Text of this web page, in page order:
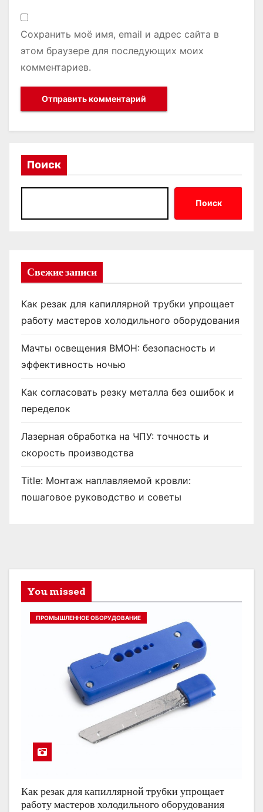
Сохранить моё имя, email и адрес сайта в
этом браузере для последующих моих
комментариев.
Поиск
Поиск
Свежие записи
Как резак для капиллярной трубки упрощает
работу мастеров холодильного оборудования
Мачты освещения ВМОН: безопасность и
эффективность ночью
Как согласовать резку металла без ошибок и
переделок
Лазерная обработка на ЧПУ: точность и
скорость производства
Title: Монтаж наплавляемой кровли:
пошаговое руководство и советы
You missed
ПРОМЫШЛЕННОЕ ОБОРУДОВАНИЕ
Как резак для капиллярной трубки упрощает
работу мастеров холодильного оборудования